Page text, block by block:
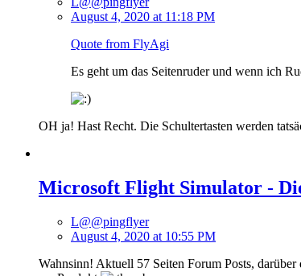
August 4, 2020 at 11:18 PM
Quote from FlyAgi
Es geht um das Seitenruder und wenn ich
OH ja! Hast Recht. Die Schultertasten werden
Microsoft Flight Simulator -
L@@pingflyer
August 4, 2020 at 10:55 PM
Wahnsinn! Aktuell 57 Seiten Forum Posts,